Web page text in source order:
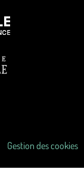
Gestion des cookies